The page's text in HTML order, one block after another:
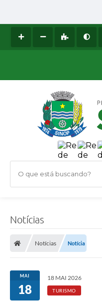
O que está buscando?
Notícias
Notícias Notícia
MAI
18
18 MAI 2026
TURISMO